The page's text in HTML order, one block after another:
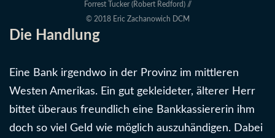
Forrest Tucker (Robert Redford) //
© 2018 Eric Zachanowich DCM
Die Handlung
Eine Bank irgendwo in der Provinz im mittleren
Westen Amerikas. Ein gut gekleideter, älterer Herr
bittet überaus freundlich eine Bankkassiererin ihm
doch so viel Geld wie möglich auszuhändigen. Dabei